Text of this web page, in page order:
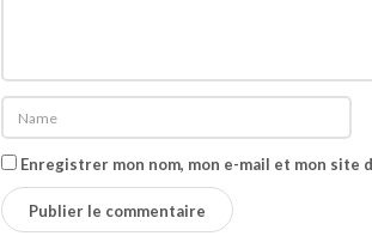
Enregistrer mon nom, mon e-mail et mon site